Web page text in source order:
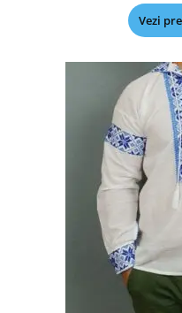
Vezi